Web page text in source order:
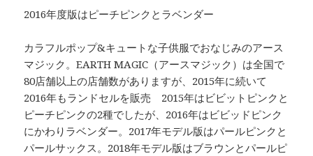
2016年度版はピーチピンクとラベンダー
カラフルポップ&キュートな子供服でおなじみのアース
マジック。EARTH MAGIC（アースマジック）は全国で
80店舗以上の店舗数がありますが、2015年に続いて
2016年もランドセルを販売 2015年はビビットピンクと
ピーチピンクの2種でしたが、2016年はビビッドピンク
にかわりラベンダー。2017年モデル版はパールピンクと
パールサックス。2018年モデル版はブラウンとパールピ